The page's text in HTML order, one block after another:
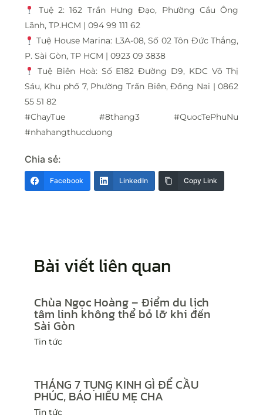
Tuệ 2: 162 Trần Hưng Đạo, Phường Cầu Ông
Lãnh, TP.HCM | 094 99 111 62
Tuệ House Marina: L3A-08, Số 02 Tôn Đức Thắng,
P. Sài Gòn, TP HCM | 0923 09 3838
Tuệ Biên Hoà: Số E182 Đường D9, KDC Võ Thị
Sáu, Khu phố 7, Phường Trấn Biên, Đồng Nai | 0862
55 51 82
#ChayTue #8thang3 #QuocTePhuNu
#nhahangthucduong
Chia sẻ:
Facebook LinkedIn Copy Link
Bài viết liên quan
Chùa Ngọc Hoàng – Điểm du lịch
tâm linh không thể bỏ lỡ khi đến
Sài Gòn
Tin tức
THÁNG 7 TỤNG KINH GÌ ĐỂ CẦU
PHÚC, BÁO HIẾU MẸ CHA
Tin tức